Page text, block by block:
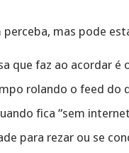
perceba, mas pode
que faz ao acordar é
rolando o feed do
fica “sem
para rezar ou se